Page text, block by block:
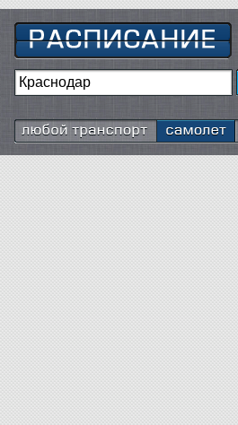
Любой транспорт Самолёт